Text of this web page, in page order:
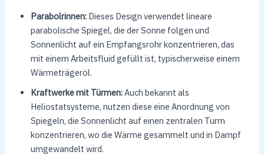
Parabolrinnen:Dieses Design verwendet lineare
parabolische Spiegel, die der Sonne folgen und
Sonnenlicht auf ein Empfangsrohr konzentrieren, das
mit einem Arbeitsfluid gefüllt ist, typischerweise einem
Wärmeträgeröl.
Kraftwerke mit Türmen:Auch bekannt als
Heliostatsysteme, nutzen diese eine Anordnung von
Spiegeln, die Sonnenlicht auf einen zentralen Turm
konzentrieren, wo die Wärme gesammelt und in Dampf
umgewandelt wird.